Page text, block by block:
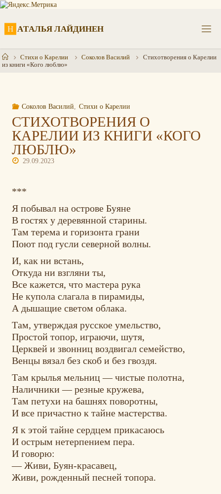
Перейти
Н АТАЛЬЯ ЛАЙДИНЕН
ГлавнаяСтихи о Карелии Соколов Василий
Стихотворения о Карелии
из книги «Кого люблю»
Соколов Василий Стихи о Карелии
СТИХОТВОРЕНИЯ О
КАРЕЛИИ ИЗ КНИГИ «КОГО
ЛЮБЛЮ»
29.09.2023
***
Я побывал на острове Буяне
В гостях у деревянной старины.
Там терема и горизонта грани
Поют под гусли северной волны.
И, как ни встань,
Откуда ни взгляни ты,
Все кажется, что мастера рука
Не купола слагала в пирамиды,
А дышащие светом облака.
Там, утверждая русское умельство,
Простой топор, играючи, шутя,
Церквей и звонниц воздвигал семейство,
Венцы вязал без скоб и без гвоздя.
Там крылья мельниц — чистые полотна,
Наличники — резные кружева,
Там петухи на башнях поворотны,
И все причастно к тайне мастерства.
Я к этой тайне сердцем прикасаюсь
И острым нетерпением пера.
И говорю:
— Живи, Буян-красавец,
Живи, рожденный песней топора.